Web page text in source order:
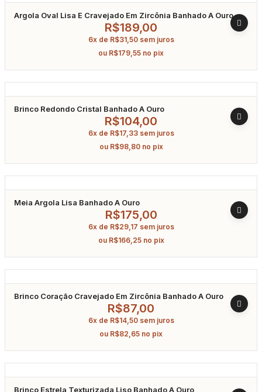
Argola Oval Lisa E Cravejado Em Zircônia Banhado A Ouro
R$189,00
6x de R$31,50 sem juros
ou R$179,55 no pix
Brinco Redondo Cristal Banhado A Ouro
R$104,00
6x de R$17,33 sem juros
ou R$98,80 no pix
Meia Argola Lisa Banhado A Ouro
R$175,00
6x de R$29,17 sem juros
ou R$166,25 no pix
Brinco Coração Cravejado Em Zircônia Banhado A Ouro
R$87,00
6x de R$14,50 sem juros
ou R$82,65 no pix
Brinco Estrela Texturizada Liso Banhado A Ouro